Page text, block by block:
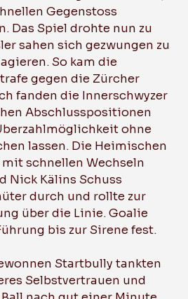
Gegenstoss
Das Spiel drohte nun zu
sahen sich gezwungen zu
So kam die
gegen die Zürcher
fanden die Innerschwyzer
Abschlusspositionen
ohne
lassen. Die Heimischen
schnellen Wechseln
Nick Kälins Schuss
durch und rollte zur
über die Linie. Goalie
bis zur Sirene fest.
Startbully tankten
Selbstvertrauen und